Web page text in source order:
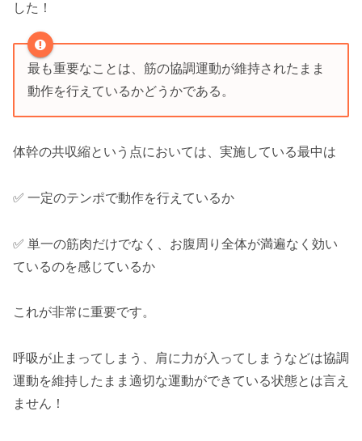
した！
最も重要なことは、筋の協調運動が維持されたまま
動作を行えているかどうかである。
体幹の共収縮という点においては、実施している最中は
✅ 一定のテンポで動作を行えているか
✅ 単一の筋肉だけでなく、お腹周り全体が満遍なく効い
ているのを感じているか
これが非常に重要です。
呼吸が止まってしまう、肩に力が入ってしまうなどは協調
運動を維持したまま適切な運動ができている状態とは言え
ません！